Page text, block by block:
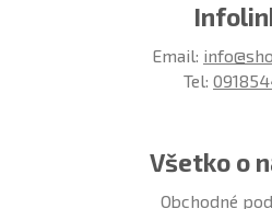
Email:
Tel:
Všetko o
Obchodné